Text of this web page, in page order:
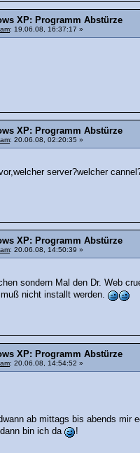
XP: Programm Abstürze
: 19.06.08, 16:37:17 »
XP: Programm Abstürze
: 20.06.08, 02:20:35 »
server?welcher
XP: Programm Abstürze
: 20.06.08, 14:50:39 »
sondern Mal den Dr. Web
nicht installt werden.
XP: Programm Abstürze
: 20.06.08, 14:54:52 »
ab mittags bis abends mir
bin ich da !